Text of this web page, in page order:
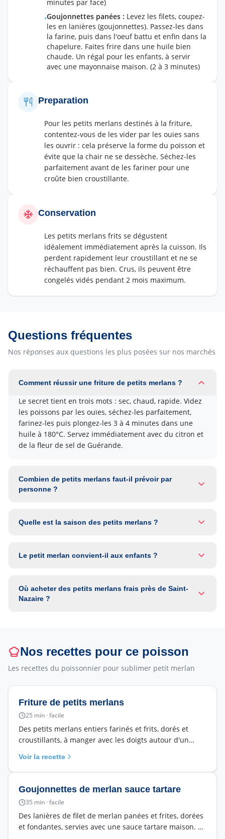
minutes par face)
•Goujonnettes panées : Levez les filets, coupez-
les en lanières (goujonnettes). Passez-les dans
la farine, puis dans l'oeuf battu et enfin dans la
chapelure. Faites frire dans une huile bien
chaude. Un régal pour les enfants, à servir
avec une mayonnaise maison. (2 à 3 minutes)
Preparation
Pour les petits merlans destinés à la friture,
contentez-vous de les vider par les ouïes sans
les ouvrir : cela préserve la forme du poisson et
évite que la chair ne se dessèche. Séchez-les
parfaitement avant de les fariner pour une
croûte bien croustillante.
Conservation
Les petits merlans frits se dégustent
idéalement immédiatement après la cuisson. Ils
perdent rapidement leur croustillant et ne se
réchauffent pas bien. Crus, ils peuvent être
congelés vidés pendant 2 mois maximum.
Questions fréquentes
Nos réponses aux questions les plus posées sur nos marchés
Comment réussir une friture de petits merlans ?
Le secret tient en trois mots : sec, chaud, rapide. Videz
les poissons par les ouïes, séchez-les parfaitement,
farinez-les puis plongez-les 3 à 4 minutes dans une
huile à 180°C. Servez immédiatement avec du citron et
de la fleur de sel de Guérande.
Combien de petits merlans faut-il prévoir par
personne ?
Quelle est la saison des petits merlans ?
Le petit merlan convient-il aux enfants ?
Où acheter des petits merlans frais près de Saint-
Nazaire ?
Nos recettes pour ce poisson
Les recettes du poissonnier pour sublimer petit merlan
Friture de petits merlans
25 min ·facile
Des petits merlans entiers farinés et frits, dorés et
croustillants, à manger avec les doigts autour d'un
d'océan, prête en 25 minutes.
Voir la recette
Goujonnettes de merlan sauce tartare
35 min ·facile
Des lanières de filet de merlan panées et frites, dorées
et fondantes, servies avec une sauce tartare maison. Le